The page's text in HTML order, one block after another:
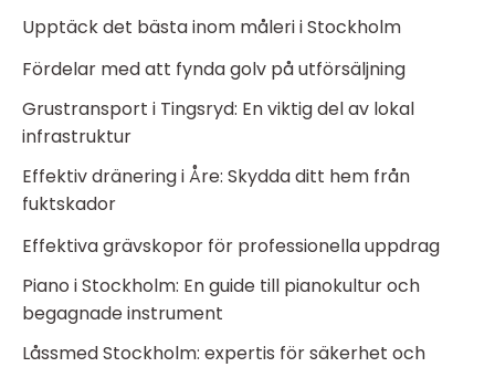
Upptäck det bästa inom måleri i Stockholm
Fördelar med att fynda golv på utförsäljning
Grustransport i Tingsryd: En viktig del av lokal
infrastruktur
Effektiv dränering i Åre: Skydda ditt hem från
fuktskador
Effektiva grävskopor för professionella uppdrag
Piano i Stockholm: En guide till pianokultur och
begagnade instrument
Låssmed Stockholm: expertis för säkerhet och